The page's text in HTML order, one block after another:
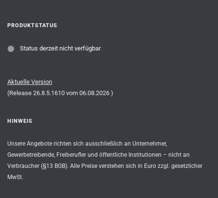
PRODUKTSTATUS
⬤ Status derzeit nicht verfügbar
Aktuelle Version
(Release 26.8.5.1610 vom 06.08.2026 )
HINWEIS
Unsere Angebote richten sich ausschließlich an Unternehmer,
Gewerbetreibende, Freiberufler und öffentliche Institutionen – nicht an
Verbraucher (§13 BGB). Alle Preise verstehen sich in Euro zzgl. gesetzlicher
MwSt.